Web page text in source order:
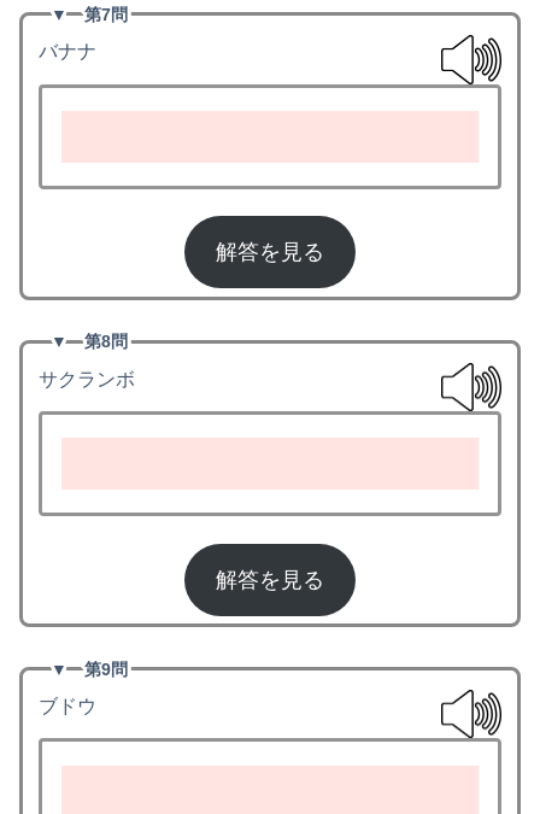
▼第7問
バナナ
解答を見る
▼第8問
サクランボ
解答を見る
▼第9問
ブドウ